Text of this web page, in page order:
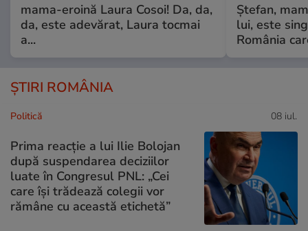
mama-eroină Laura Cosoi! Da, da,
da, este adevărat, Laura tocmai
a...
Ștefan,
lui, este
România
ȘTIRI ROMÂNIA
Politică 08 iul.
Prima reacție a lui Ilie Bolojan
după suspendarea deciziilor
luate în Congresul PNL: „Cei
care își trădează colegii vor
rămâne cu această etichetă”